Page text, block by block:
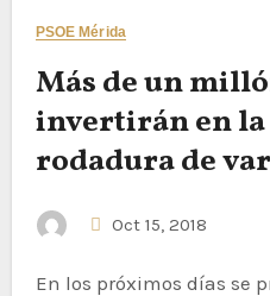
PSOE Mérida
Más de un
invertirán en la
rodadura de
Oct 15, 2018
En los próximos días se procederá a la licitación